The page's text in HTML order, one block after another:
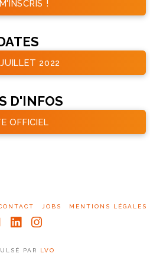
!
2022
D'INFOS
OFFICIEL
JOBS MENTIONS LÉGALES
PAR LVO